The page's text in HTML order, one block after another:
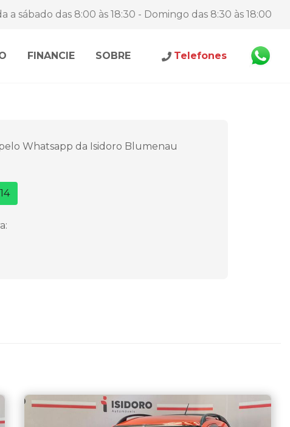
a sábado das 8:00 às 18:30 - Domingo das 8:30 às 18:00
FINANCIE SOBRE Telefones
Whatsapp da Isidoro Blumenau